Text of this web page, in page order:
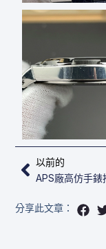
上一頁
以前的
分享此文章：